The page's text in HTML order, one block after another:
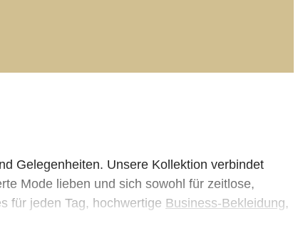
Gelegenheiten. Unsere Kollektion verbindet
Mode lieben und sich sowohl für zeitlose,
für jeden Tag, hochwertige Business-Bekleidung,